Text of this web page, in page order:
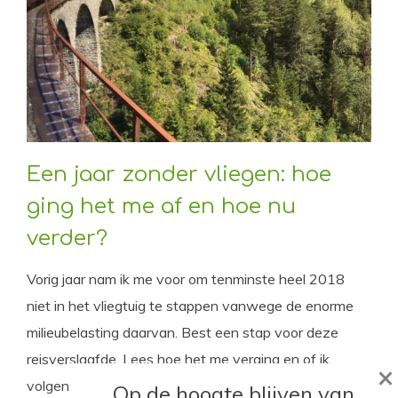
Een jaar zonder vliegen: hoe
ging het me af en hoe nu
verder?
Vorig jaar nam ik me voor om tenminste heel 2018
niet in het vliegtuig te stappen vanwege de enorme
milieubelasting daarvan. Best een stap voor deze
reisverslaafde. Lees hoe het me verging en of ik
volgend jaar meteen weer in het vliegtuig spring.
×